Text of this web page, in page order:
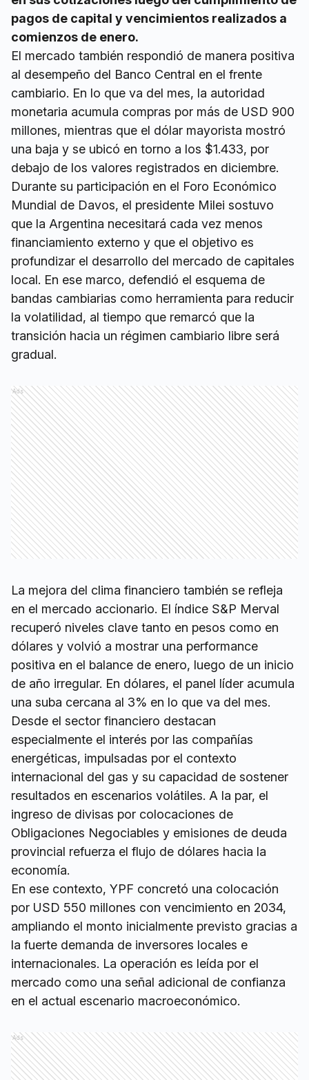
pagos de capital y vencimientos realizados a
comienzos de enero.
El mercado también respondió de manera positiva
al desempeño del Banco Central en el frente
cambiario. En lo que va del mes, la autoridad
monetaria acumula compras por más de USD 900
millones, mientras que el dólar mayorista mostró
una baja y se ubicó en torno a los $1.433, por
debajo de los valores registrados en diciembre.
Durante su participación en el Foro Económico
Mundial de Davos, el presidente Milei sostuvo
que la Argentina necesitará cada vez menos
financiamiento externo y que el objetivo es
profundizar el desarrollo del mercado de capitales
local. En ese marco, defendió el esquema de
bandas cambiarias como herramienta para reducir
la volatilidad, al tiempo que remarcó que la
transición hacia un régimen cambiario libre será
gradual.
Ads
La mejora del clima financiero también se refleja
en el mercado accionario. El índice S&P Merval
recuperó niveles clave tanto en pesos como en
dólares y volvió a mostrar una performance
positiva en el balance de enero, luego de un inicio
de año irregular. En dólares, el panel líder acumula
una suba cercana al 3% en lo que va del mes.
Desde el sector financiero destacan
especialmente el interés por las compañías
energéticas, impulsadas por el contexto
internacional del gas y su capacidad de sostener
resultados en escenarios volátiles. A la par, el
ingreso de divisas por colocaciones de
Obligaciones Negociables y emisiones de deuda
provincial refuerza el flujo de dólares hacia la
economía.
En ese contexto, YPF concretó una colocación
por USD 550 millones con vencimiento en 2034,
ampliando el monto inicialmente previsto gracias a
la fuerte demanda de inversores locales e
internacionales. La operación es leída por el
mercado como una señal adicional de confianza
en el actual escenario macroeconómico.
Ads